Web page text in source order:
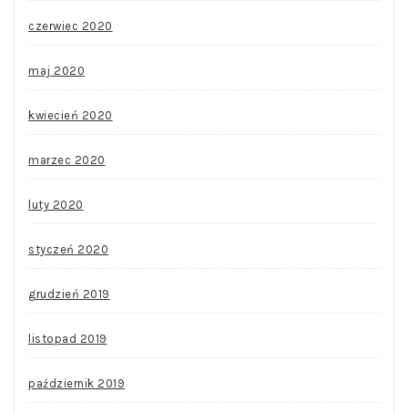
czerwiec 2020
maj 2020
kwiecień 2020
marzec 2020
luty 2020
styczeń 2020
grudzień 2019
listopad 2019
październik 2019